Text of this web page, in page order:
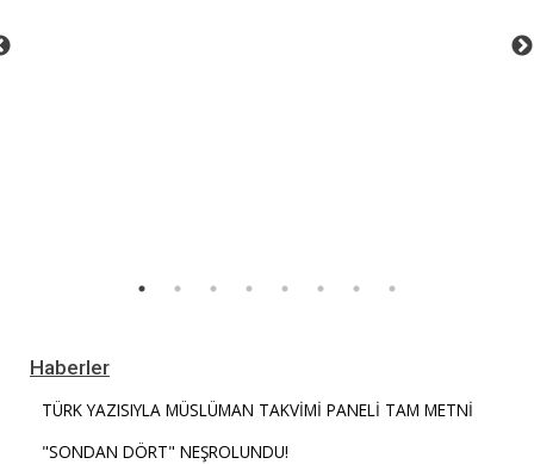
Haberler
TÜRK YAZISIYLA MÜSLÜMAN TAKVİMİ PANELİ TAM METNİ
"SONDAN DÖRT" NEŞROLUNDU!